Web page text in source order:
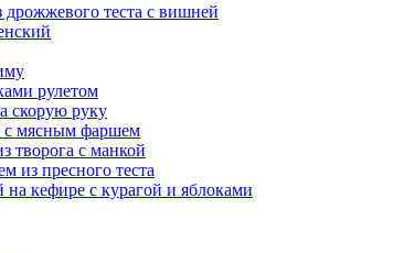
теста с вишней
рулетом
скорую руку
с мясным фаршем
творога с манкой
из пресного теста
кефире с курагой и яблоками